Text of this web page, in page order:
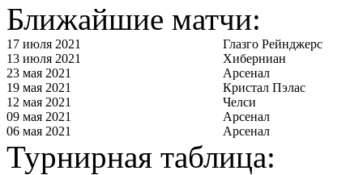
Ближайшие матчи:
17 июля 2021
Глазго Рейнджерс
13 июля 2021
Хиберниан
23 мая 2021
Арсенал
19 мая 2021
Кристал Пэлас
12 мая 2021
Челси
09 мая 2021
Арсенал
06 мая 2021
Арсенал
Турнирная таблица: